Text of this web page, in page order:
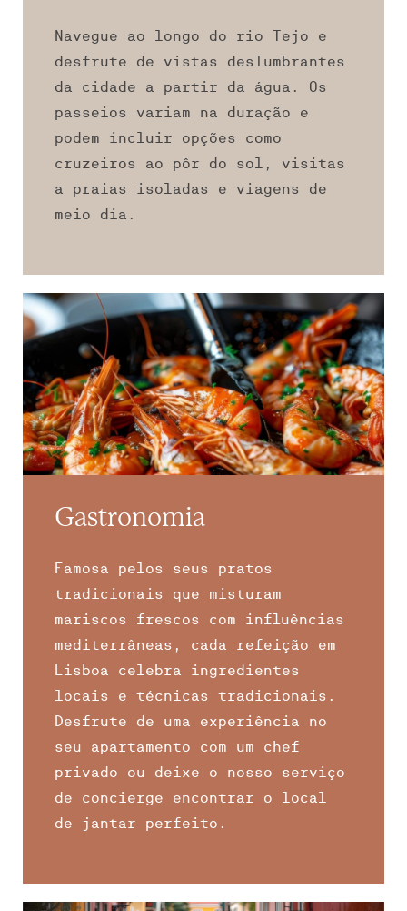
Navegue ao longo do rio Tejo e
desfrute de vistas deslumbrantes
da cidade a partir da água. Os
passeios variam na duração e
podem incluir opções como
cruzeiros ao pôr do sol, visitas
a praias isoladas e viagens de
meio dia.
Gastronomia
Famosa pelos seus pratos
tradicionais que misturam
mariscos frescos com influências
mediterrâneas, cada refeição em
Lisboa celebra ingredientes
locais e técnicas tradicionais.
Desfrute de uma experiência no
seu apartamento com um chef
privado ou deixe o nosso serviço
de concierge encontrar o local
de jantar perfeito.